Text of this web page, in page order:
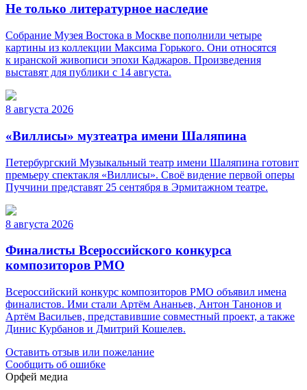
Не только литературное наследие
Собрание Музея Востока в Москве пополнили четыре
картины из коллекции Максима Горького. Они относятся
к иранской живописи эпохи Каджаров. Произведения
выставят для публики с 14 августа.
8 августа 2026
«Виллисы» музтеатра имени Шаляпина
Петербургский Музыкальный театр имени Шаляпина готовит
премьеру спектакля «Виллисы». Своё видение первой оперы
Пуччини представят 25 сентября в Эрмитажном театре.
8 августа 2026
Финалисты Всероссийского конкурса
композиторов РМО
Всероссийский конкурс композиторов РМО объявил имена
финалистов. Ими стали Артём Ананьев, Антон Танонов и
Артём Васильев, представившие совместный проект, а также
Динис Курбанов и Дмитрий Кошелев.
Оставить отзыв или пожелание
Сообщить об ошибке
Орфей медиа